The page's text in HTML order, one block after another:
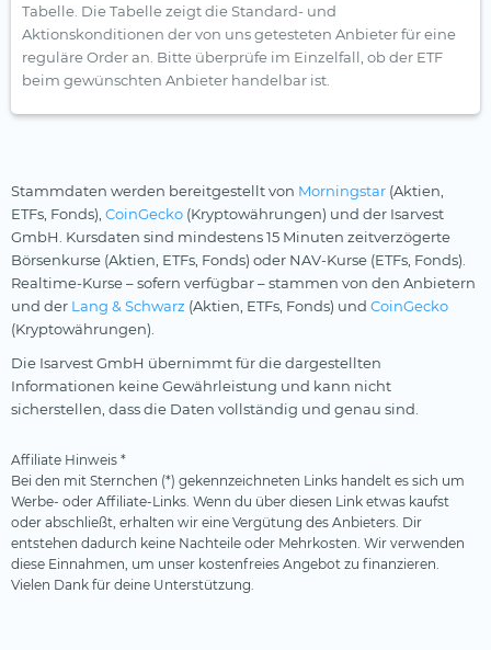
Tabelle. Die Tabelle zeigt die Standard- und
Aktionskonditionen der von uns getesteten Anbieter für eine
reguläre Order an. Bitte überprüfe im Einzelfall, ob der ETF
beim gewünschten Anbieter handelbar ist.
Stammdaten werden bereitgestellt von Morningstar (Aktien,
ETFs, Fonds), CoinGecko (Kryptowährungen) und der Isarvest
GmbH. Kursdaten sind mindestens 15 Minuten zeitverzögerte
Börsenkurse (Aktien, ETFs, Fonds) oder NAV-Kurse (ETFs, Fonds).
Realtime-Kurse – sofern verfügbar – stammen von den Anbietern
und der Lang & Schwarz (Aktien, ETFs, Fonds) und CoinGecko
(Kryptowährungen).
Die Isarvest GmbH übernimmt für die dargestellten
Informationen keine Gewährleistung und kann nicht
sicherstellen, dass die Daten vollständig und genau sind.
Affiliate Hinweis *
Bei den mit Sternchen (*) gekennzeichneten Links handelt es sich um
Werbe- oder Affiliate-Links. Wenn du über diesen Link etwas kaufst
oder abschließt, erhalten wir eine Vergütung des Anbieters. Dir
entstehen dadurch keine Nachteile oder Mehrkosten. Wir verwenden
diese Einnahmen, um unser kostenfreies Angebot zu finanzieren.
Vielen Dank für deine Unterstützung.